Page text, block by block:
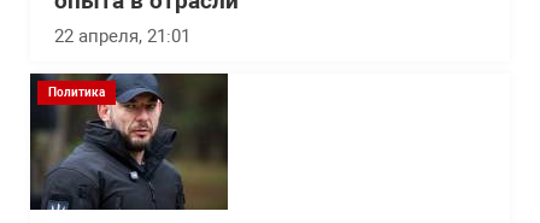
22 апреля, 21:01
Политика